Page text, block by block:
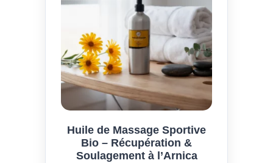
Huile de Massage Sportive
Bio – Récupération &
Soulagement à l’Arnica